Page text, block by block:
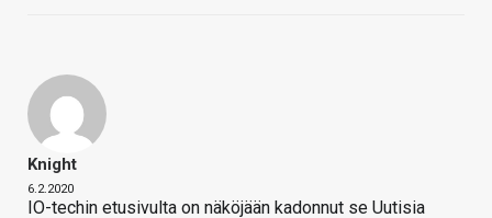
Knight
6.2.2020
IO-techin etusivulta on näköjään kadonnut se Uutisia